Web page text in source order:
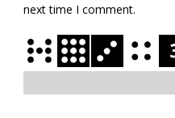
next time I comment.